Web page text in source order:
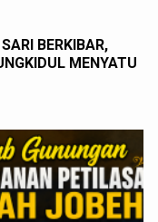
BERKIBAR,
MENYATU